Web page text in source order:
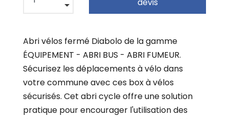
Abri vélos fermé Diabolo de la gamme
ÉQUIPEMENT - ABRI BUS - ABRI FUMEUR.
Sécurisez les déplacements à vélo dans
votre commune avec ces box à vélos
sécurisés. Cet abri cycle offre une solution
pratique pour encourager l'utilisation des